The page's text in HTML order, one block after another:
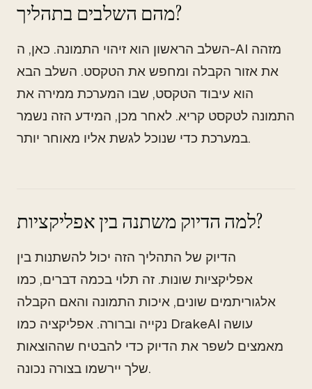
מהם השלבים בתהליך?
השלב הראשון הוא זיהוי התמונה. כאן, ה-AI מזהה
את אזור הקבלה ומחפש את הטקסט. השלב הבא
הוא עיבוד הטקסט, שבו המערכת ממירה את
התמונה לטקסט קריא. לאחר מכן, המידע הזה נשמר
במערכת כדי שנוכל לגשת אליו מאוחר יותר.
למה הדיוק משתנה בין אפליקציות?
הדיוק של התהליך הזה יכול להשתנות בין
אפליקציות שונות. זה תלוי בכמה דברים, כמו
אלגוריתמים שונים, איכות התמונה והאם הקבלה
נקייה וברורה. אפליקציה כמו DrakeAI עושה
מאמצים לשפר את הדיוק כדי להבטיח שההוצאות
שלך יירשמו בצורה נכונה.